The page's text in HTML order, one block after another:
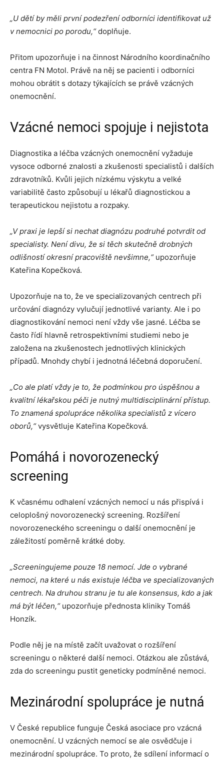
„U dětí by měli první podezření odborníci identifikovat už
v nemocnici po porodu,“doplňuje.
Přitom upozorňuje i na činnost Národního koordinačního
centra FN Motol. Právě na něj se pacienti i odborníci
mohou obrátit s dotazy týkajících se právě vzácných
onemocnění.
Vzácné nemoci spojuje i nejistota
Diagnostika a léčba vzácných onemocnění vyžaduje
vysoce odborné znalosti a zkušenosti specialistů i dalších
zdravotníků. Kvůli jejich nízkému výskytu a velké
variabilitě často způsobují u lékařů diagnostickou a
terapeutickou nejistotu a rozpaky.
„V praxi je lepší si nechat diagnózu podruhé potvrdit od
specialisty. Není divu, že si těch skutečně drobných
odlišností okresní pracoviště nevšimne,“ upozorňuje
Kateřina Kopečková.
Upozorňuje na to, že ve specializovaných centrech při
určování diagnózy vylučují jednotlivé varianty. Ale i po
diagnostikování nemoci není vždy vše jasné. Léčba se
často řídí hlavně retrospektivními studiemi nebo je
založena na zkušenostech jednotlivých klinických
případů. Mnohdy chybí i jednotná léčebná doporučení.
„Co ale platí vždy je to, že podmínkou pro úspěšnou a
kvalitní lékařskou péči je nutný multidisciplinární přístup.
To znamená spolupráce několika specialistů z vícero
oborů,“vysvětluje Kateřina Kopečková.
Pomáhá i novorozenecký
screening
K včasnému odhalení vzácných nemocí u nás přispívá i
celoplošný novorozenecký screening. Rozšíření
novorozeneckého screeningu o další onemocnění je
záležitostí poměrně krátké doby.
„Screeningujeme pouze 18 nemocí. Jde o vybrané
nemoci, na které u nás existuje léčba ve specializovaných
centrech. Na druhou stranu je tu ale konsensus, kdo a jak
má být léčen,“upozorňuje přednosta kliniky Tomáš
Honzík.
Podle něj je na místě začít uvažovat o rozšíření
screeningu o některé další nemoci. Otázkou ale zůstává,
zda do screeningu pustit geneticky podmíněné nemoci.
Mezinárodní spolupráce je nutná
V České republice funguje Česká asociace pro vzácná
onemocnění. U vzácných nemocí se ale osvědčuje i
mezinárodní spolupráce. To proto, že sdílení informací o